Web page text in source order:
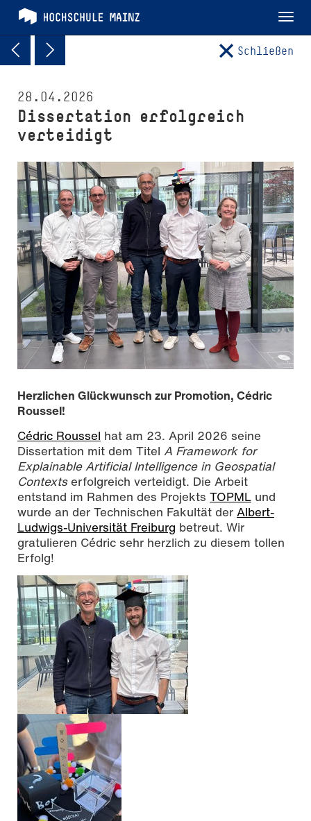
Schließen
28.04.2026
Dissertation erfolgreich
verteidigt
Die Prüfungskommission: Prof. Dr. Daniel Carl, Prof. Dr.
Alexander Reiterer, Prof. Dr.-Ing. Klaus Böhm, Dr. Cédric
Roussel, Prof. Dr. Ulrike Wallrabe (v.l.n.r.) (Nicht auf dem
Foto wegen online Teilnahme: Prof. Dr. Nina Hubig), Foto:
Kira Zschiesche, CC BY-SA 4.0
Herzlichen Glückwunsch zur Promotion, Cédric
Roussel!
Cédric Roussel hat am 23. April 2026 seine
Dissertation mit dem Titel A Framework for
Explainable Artificial Intelligence in Geospatial
Contextserfolgreich verteidigt. Die Arbeit
entstand im Rahmen des Projekts TOPML und
wurde an der Technischen Fakultät der Albert-
Ludwigs-Universität Freiburg betreut. Wir
gratulieren Cédric sehr herzlich zu diesem tollen
Erfolg!